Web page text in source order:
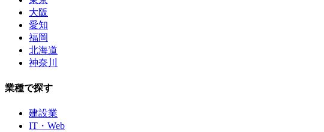
大阪
愛知
福岡
北海道
神奈川
業種で探す
建設業
IT・Web